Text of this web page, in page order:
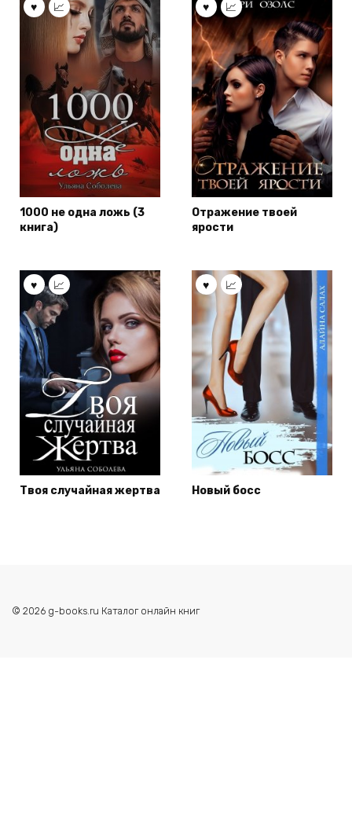
1000 не одна ложь (3
книга)
Отражение твоей
ярости
Твоя случайная жертва Новый босс
© 2026 g-books.ru Каталог онлайн книг